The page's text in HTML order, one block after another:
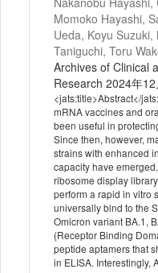
Momoko Hayashi,
Ueda, Koyu
Taniguchi, Toru
Archives of Clinical
Research 2024年12
<jats:title>Abstract</
mRNA vaccines and
been useful in
Since then, however,
strains with enhanced
capacity have
ribosome display
perform a rapid in vitro
universally bind to the
Omicron variant BA.1,
(Receptor Binding
peptide aptamers that
in ELISA. Interestingly,